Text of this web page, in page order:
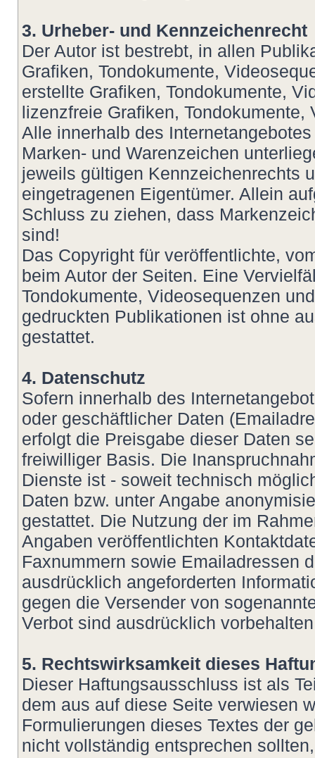
3. Urheber- und Kennzeichenrecht
Der Autor ist bestrebt, in allen
Grafiken, Tondokumente,
erstellte Grafiken, Tondokumente,
lizenzfreie Grafiken,
Alle innerhalb des
Marken- und Warenzeichen
jeweils gültigen Kennzeichenrechts
eingetragenen Eigentümer. Allein
Schluss zu ziehen, dass
sind!
Das Copyright für veröffentlichte,
beim Autor der Seiten. Eine
Tondokumente, Videosequenzen
gedruckten Publikationen ist ohne
gestattet.
4. Datenschutz
Sofern innerhalb des
oder geschäftlicher Daten
erfolgt die Preisgabe dieser Daten
freiwilliger Basis. Die
Dienste ist - soweit technisch
Daten bzw. unter Angabe
gestattet. Die Nutzung der im
Angaben veröffentlichten
Faxnummern sowie Emailadressen
ausdrücklich angeforderten
gegen die Versender von
Verbot sind ausdrücklich
5. Rechtswirksamkeit dieses
Dieser Haftungsausschluss ist als
dem aus auf diese Seite verwiesen
Formulierungen dieses Textes der
nicht vollständig entsprechen